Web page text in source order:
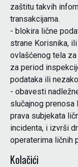
zaštitu takvih
transakcijama.
- blokira lične
strane Korisnika,
ovlašćenog tela
za period
podataka ili
- obavesti
slučajnog prenosa
prava subjekata
incidenta, i izvrši
operaterima ličnih
Kolačići